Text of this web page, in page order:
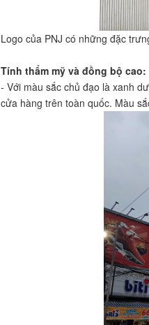
Logo của PNJ có những đặc
Tính thẩm mỹ và đồng bộ cao:
- Với màu sắc chủ đạo là xanh
cửa hàng trên toàn quốc. Màu